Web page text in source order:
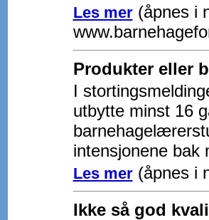
Les mer(åpnes i
Produkter eller
I
utbytte minst 16
intensjonene bak
Les mer(åpnes i
Ikke så god